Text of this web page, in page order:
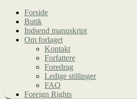
Forside
Butik
Indsend manuskript
Om forlaget
Kontakt
Forfattere
Foredrag
Ledige stillinger
FAQ
Foreign Rights